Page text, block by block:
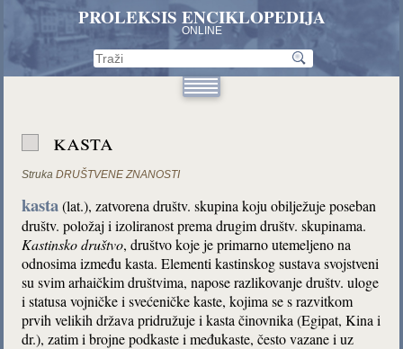
PROLEKSIS ENCIKLOPEDIJA
ONLINE
kasta
Struka DRUŠTVENE ZNANOSTI
kasta(lat.), zatvorena društv. skupina koju obilježuje poseban
društv. položaj i izoliranost prema drugim društv. skupinama.
Kastinsko društvo, društvo koje je primarno utemeljeno na
odnosima između kasta. Elementi kastinskog sustava svojstveni
su svim arhaičkim društvima, napose razlikovanje društv. uloge
i statusa vojničke i svećeničke kaste, kojima se s razvitkom
prvih velikih država pridružuje i kasta činovnika (Egipat, Kina i
dr.), zatim i brojne podkaste i međukaste, često vazane i uz